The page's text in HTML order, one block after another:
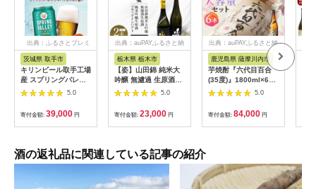
出典：ふるさとプレミ
茨城県 取手市
キリンビール取手工場
産 スプリングバレー
ジャパンエール〈香〉
ス|KIRIN 麒麟 ビール
クラフトビール
SPRING VALLEY
手市（AB076-1）
5.0
寄付金額: 39,000 円
出典：auPAYふるさと納
栃木県 栃木市
【姿】山田錦 純米大
吟醸 無濾過 生原酒・
純米吟醸生原酒Black
さけ 日本酒 地酒 純米
大吟醸 無濾過 原酒 人
気 ギフト 栃木
5.0
寄付金額: 23,000 円
出典：auPAYふるさと納
税
鹿児島県 薩摩川内市
芋焼酎『六代目百合
(35度)』1800ml×6本
セット 塩田酒造 ISR-
5.0
寄付金額: 84,000 円
酒の返礼品に関連している記事の紹介